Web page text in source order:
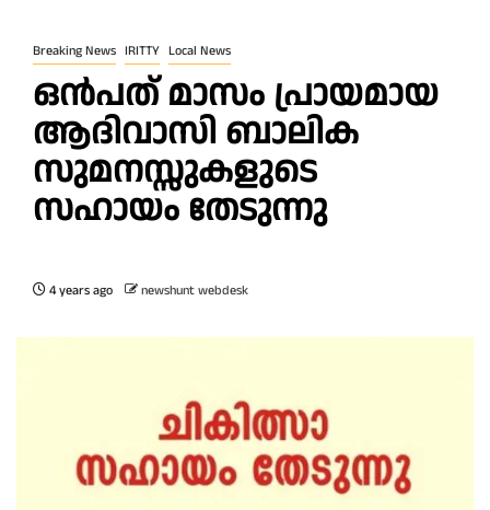
Breaking News IRITTY Local News
ഒൻപത്‌ മാസം പ്രായമായ
ആദിവാസി ബാലിക
സുമനസ്സുകളുടെ
സഹായം തേടുന്നു
4 years ago newshunt webdesk